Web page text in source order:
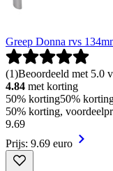
Greep Donna rvs
(1)Beoordeeld met 5.0
4.84 met korting
50% korting50%
50% korting,
9.69
Prijs: 9.69 euro